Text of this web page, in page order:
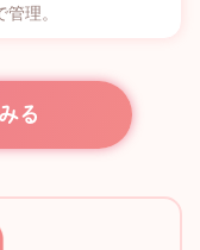
管理。
る